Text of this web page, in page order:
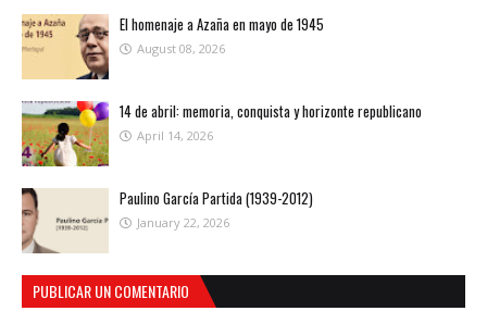
El homenaje a Azaña en mayo de 1945
August 08, 2026
14 de abril: memoria, conquista y horizonte republicano
April 14, 2026
Paulino García Partida (1939-2012)
January 22, 2026
PUBLICAR UN COMENTARIO